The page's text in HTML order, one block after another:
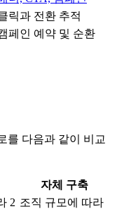
릭과 전환 추적
페인 예약 및 순환
를 다음과 같이 비교
자체 구축
2 조직 규모에 따라